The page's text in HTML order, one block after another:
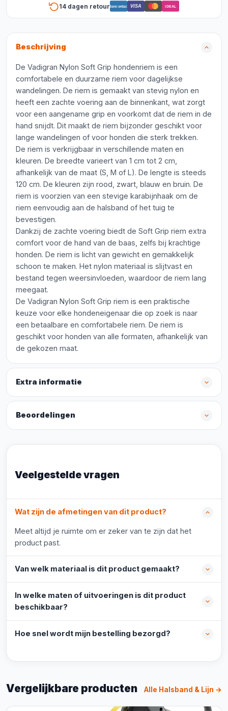
14 dagen retourBancontact VISA iDEAL
Beschrijving
De Vadigran Nylon Soft Grip hondenriem is een
comfortabele en duurzame riem voor dagelijkse
wandelingen. De riem is gemaakt van stevig nylon en
heeft een zachte voering aan de binnenkant, wat zorgt
voor een aangename grip en voorkomt dat de riem in de
hand snijdt. Dit maakt de riem bijzonder geschikt voor
lange wandelingen of voor honden die sterk trekken.
De riem is verkrijgbaar in verschillende maten en
kleuren. De breedte varieert van 1 cm tot 2 cm,
afhankelijk van de maat (S, M of L). De lengte is steeds
120 cm. De kleuren zijn rood, zwart, blauw en bruin. De
riem is voorzien van een stevige karabijnhaak om de
riem eenvoudig aan de halsband of het tuig te
bevestigen.
Dankzij de zachte voering biedt de Soft Grip riem extra
comfort voor de hand van de baas, zelfs bij krachtige
honden. De riem is licht van gewicht en gemakkelijk
schoon te maken. Het nylon materiaal is slijtvast en
bestand tegen weersinvloeden, waardoor de riem lang
meegaat.
De Vadigran Nylon Soft Grip riem is een praktische
keuze voor elke hondeneigenaar die op zoek is naar
een betaalbare en comfortabele riem. De riem is
geschikt voor honden van alle formaten, afhankelijk van
de gekozen maat.
Extra informatie
Beoordelingen
Veelgestelde vragen
Wat zijn de afmetingen van dit product?
Meet altijd je ruimte om er zeker van te zijn dat het
product past.
Van welk materiaal is dit product gemaakt?
In welke maten of uitvoeringen is dit product
beschikbaar?
Hoe snel wordt mijn bestelling bezorgd?
Vergelijkbare producten Alle Halsband & Lijn →